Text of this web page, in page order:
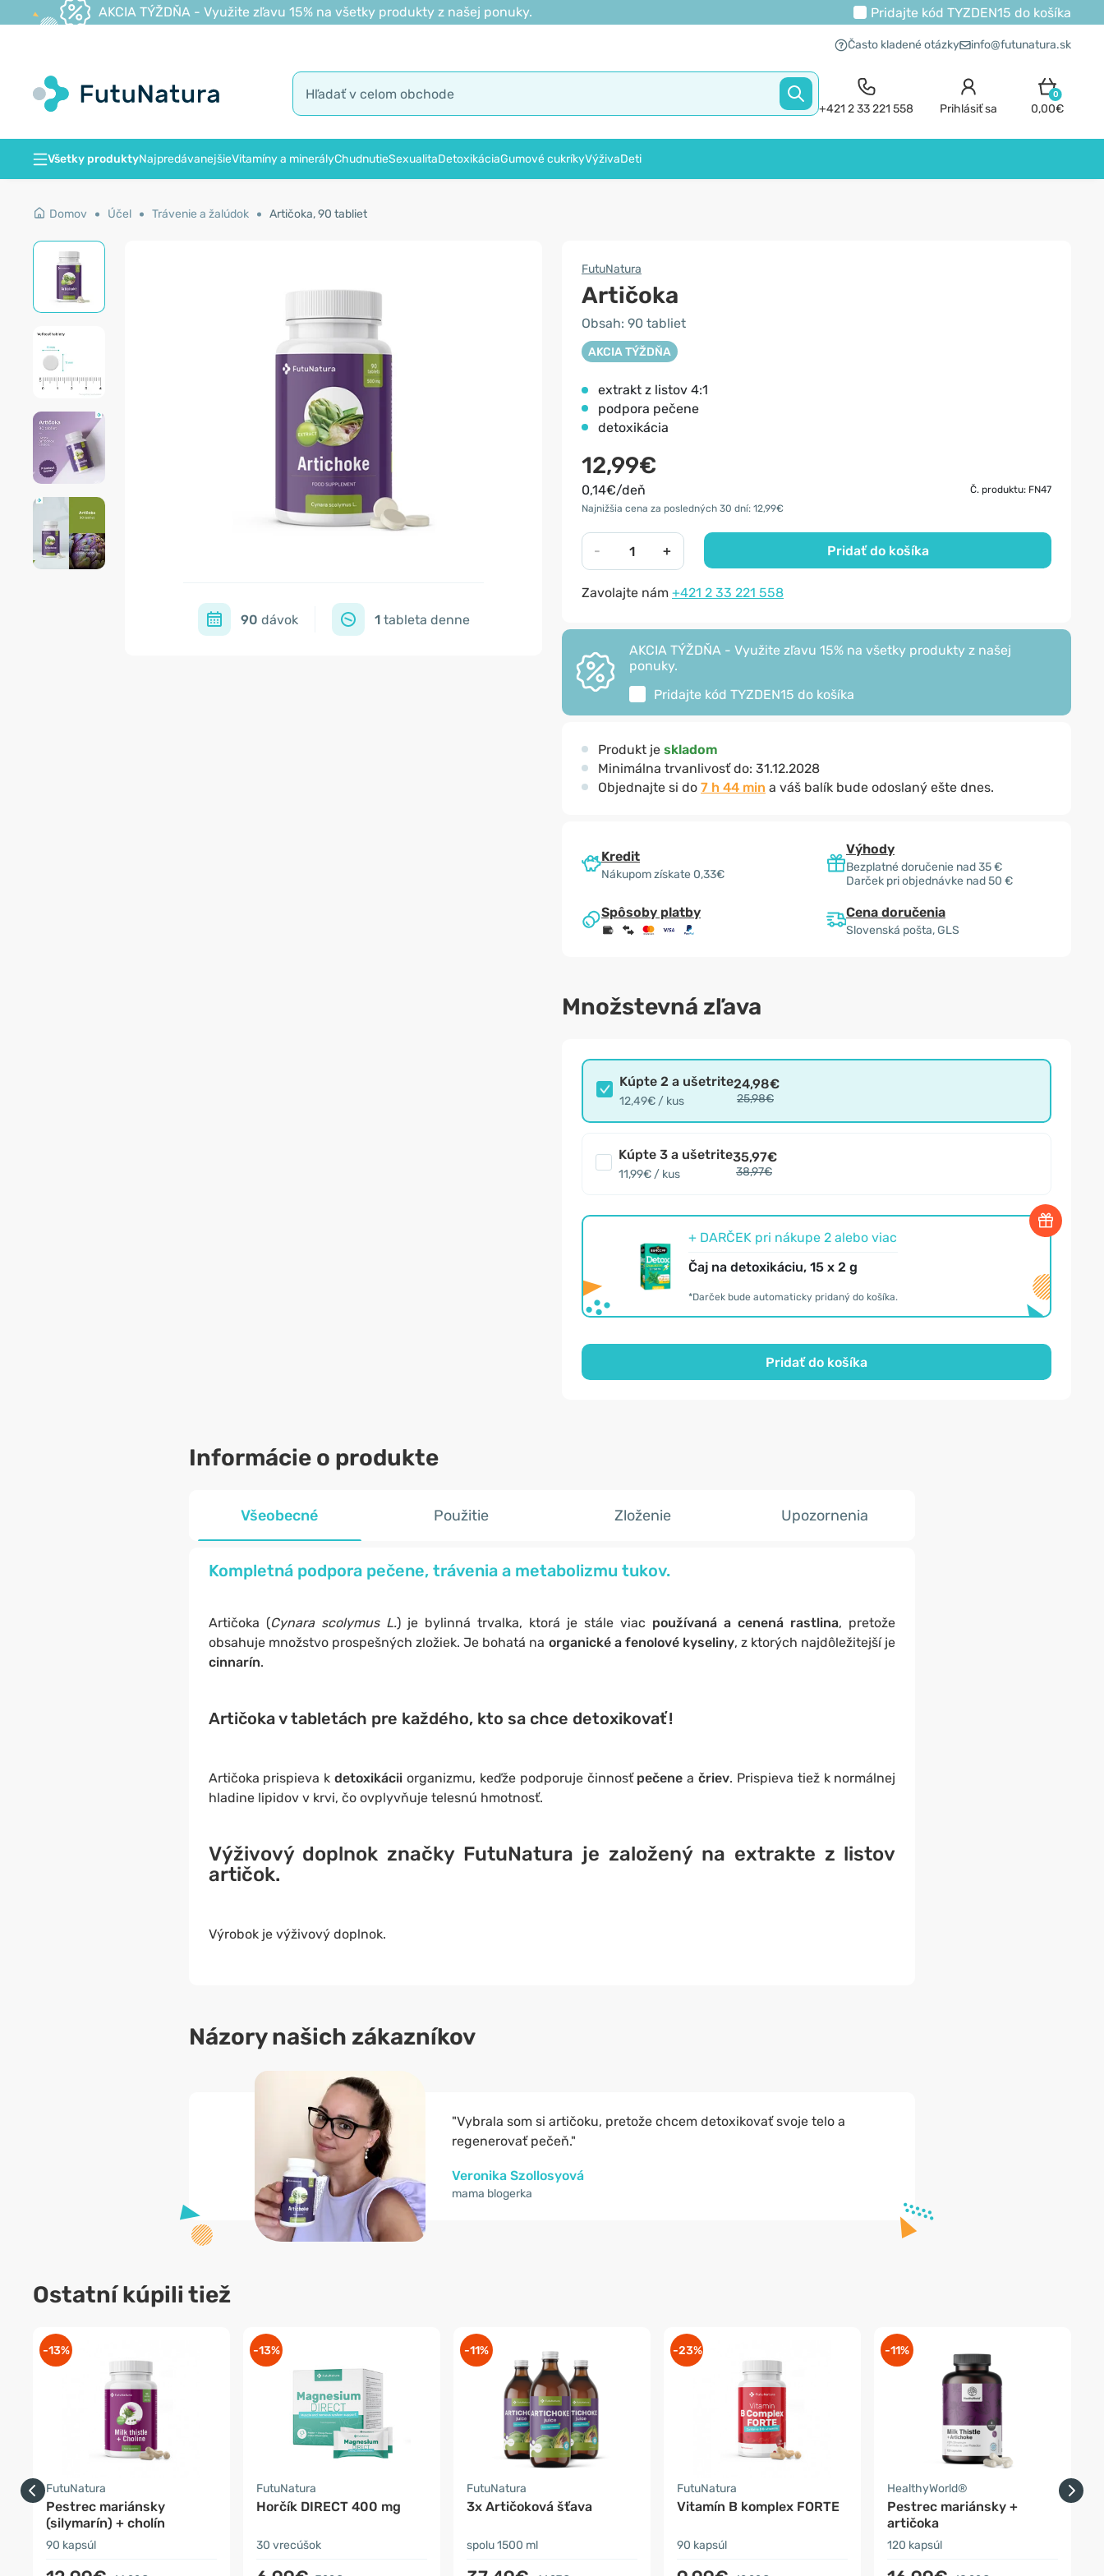
AKCIA TÝŽDŇA - Využite zľavu 15% na všetky produkty z našej ponuky. Pridajte kód TYZDEN15 do košíka
Často kladené otázky info@futunatura.sk
+421 2 33 221 558 Prihlásiť sa
0
0,00€
Všetky produktyNajpredávanejšieVitamíny a minerályChudnutieSexualitaDetoxikáciaGumové cukríkyVýživaDeti
Domov Účel Trávenie a žalúdok Artičoka, 90 tabliet
90 dávok 1tableta denne
FutuNatura
Artičoka
Obsah: 90 tabliet
AKCIA TÝŽDŇA
extrakt z listov 4:1
podpora pečene
detoxikácia
12,99€
0,14€/deň
Č. produktu: FN47
Najnižšia cena za posledných 30 dní: 12,99€
- + Pridať do košíka
Zavolajte nám +421 2 33 221 558
AKCIA TÝŽDŇA - Využite zľavu 15% na všetky produkty z našej
ponuky.
Pridajte kód TYZDEN15 do košíka
Produkt je skladom
Minimálna trvanlivosť do: 31.12.2028
Objednajte si do 7 h 44 min a váš balík bude odoslaný ešte dnes.
Kredit
Nákupom získate 0,33€
Výhody
Bezplatné doručenie nad 35 €
Darček pri objednávke nad 50 €
Spôsoby platby Cena doručenia
Slovenská pošta, GLS
Množstevná zľava
Kúpte 2 a ušetrite
12,49€ / kus
24,98€
25,98€
Kúpte 3 a ušetrite
11,99€ / kus
35,97€
38,97€
+ DARČEK pri nákupe 2 alebo viac
Čaj na detoxikáciu, 15 x 2 g
*Darček bude automaticky pridaný do košíka.
Pridať do košíka
Informácie o produkte
Všeobecné Použitie Zloženie Upozornenia
Kompletná podpora pečene, trávenia a metabolizmu tukov.
Artičoka (Cynara scolymus L.) je bylinná trvalka, ktorá je stále viac používaná a cenená rastlina, pretože
obsahuje množstvo prospešných zložiek. Je bohatá na organické a fenolové kyseliny, z ktorých najdôležitejší je
cinnarín.
Artičoka v tabletách pre každého, kto sa chce detoxikovať!
Artičoka prispieva kdetoxikácii organizmu, keďže podporuje činnosť pečeneačriev. Prispieva tiež k normálnej
hladine lipidov v krvi, čo ovplyvňuje telesnú hmotnosť.
Výživový doplnok značky FutuNatura je založený na extrakte z listov
artičok.
Výrobok je výživový doplnok.
Názory našich zákazníkov
"Vybrala som si artičoku, pretože chcem detoxikovať svoje telo a
regenerovať pečeň."
Veronika Szollosyová
mama blogerka
Ostatní kúpili tiež
-13%
FutuNatura
Pestrec mariánsky
(silymarín) + cholín
90 kapsúl
-13%
FutuNatura
Horčík DIRECT 400 mg
30 vrecúšok
-11%
FutuNatura
3x Artičoková šťava
spolu 1500 ml
-23%
FutuNatura
Vitamín B komplex FORTE
90 kapsúl
-11%
HealthyWorld®
Pestrec mariánsky +
artičoka
120 kapsúl